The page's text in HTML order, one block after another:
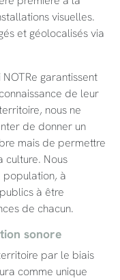
visuelles.
et géolocalisés via
garantissent
de leur
nous ne
de donner un
mais de permettre
culture. Nous
population, à
à être
de chacun.
sonore
par le biais
comme unique